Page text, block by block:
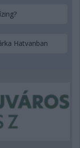
Hatvanban